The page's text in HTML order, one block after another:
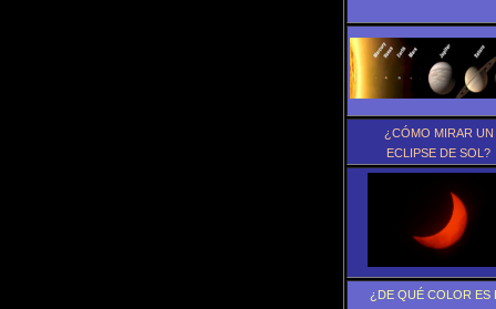
¿CÓMO MIRAR UN
ECLIPSE DE SOL?
¿DE QUÉ COLOR ES